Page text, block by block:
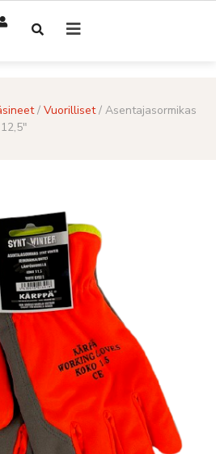
/ Vuorilliset/ Asentajasormikas